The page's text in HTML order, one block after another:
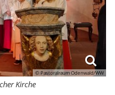
© Pastoralraum Odenwald/WW
Kirche